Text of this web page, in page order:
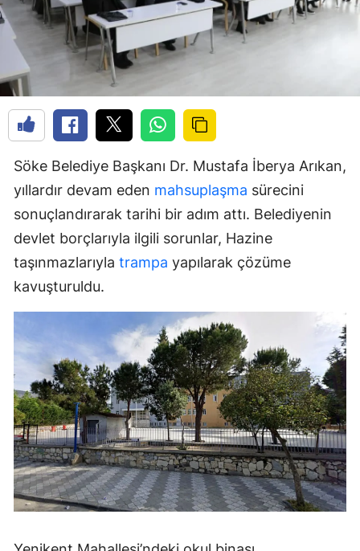
Söke Belediye Başkanı Dr. Mustafa İberya Arıkan,
yıllardır devam eden mahsuplaşma sürecini
sonuçlandırarak tarihi bir adım attı. Belediyenin
devlet borçlarıyla ilgili sorunlar, Hazine
taşınmazlarıyla trampa yapılarak çözüme
kavuşturuldu.